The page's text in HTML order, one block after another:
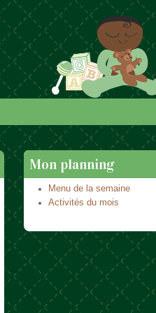
Mon planning
Menu de la semaine
Activités du mois